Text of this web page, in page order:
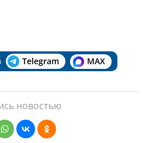
Telegram MAX
новостью